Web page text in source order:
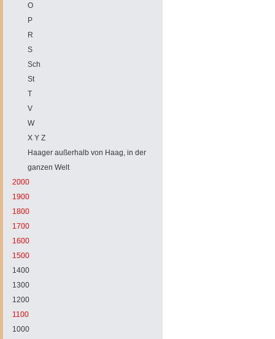
O
P
R
S
Sch
St
T
V
W
X Y Z
Haager außerhalb von Haag, in der
ganzen Welt
2000
1900
1800
1700
1600
1500
1400
1300
1200
1100
1000